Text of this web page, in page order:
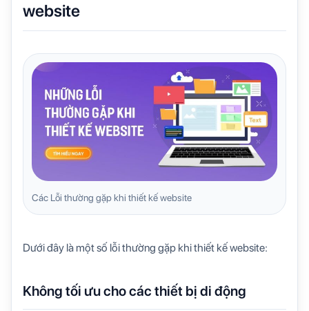
website
Các Lỗi thường gặp khi thiết kế website
Dưới đây là một số lỗi thường gặp khi thiết kế website:
Không tối ưu cho các thiết bị di động